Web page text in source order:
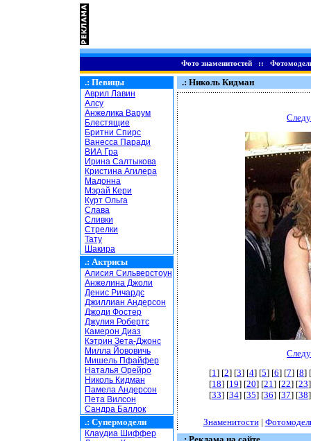
Фото знаменитостей::
.: Певицы
Аврил Лавин
Алсу
Анжелика Варум
Блестящие
Бритни Спирс
Ванесса Паради
ВИА Гра
Ирина Салтыкова
Кристина Агилера
Мадонна
Мэрай Кери
Курт Ольга
Слава
Сливки
Стрелки
Тату
Шакира
.: Актрисы
Алисия Сильверстоун
Анжелина Джоли
Денис Ричардс
Джиллиан Андерсон
Джоди Фостер
Джулия Робертс
Камерон Диаз
Кэтрин Зета-Джонс
Милла Йововичь
Мишель Пфайфер
Наталья Орейро
Николь Кидман
Памела Андерсон
Пета Вилсон
Сандра Баллок
.: Супермодели
Клаудиа Шиффер
.: Николь Кидман
[1] [2] [3] [4] [5] [6] [7] [8] [
[18] [19] [20] [21] [22] [23
[33] [34] [35] [36] [37] [38
Знаменитости|